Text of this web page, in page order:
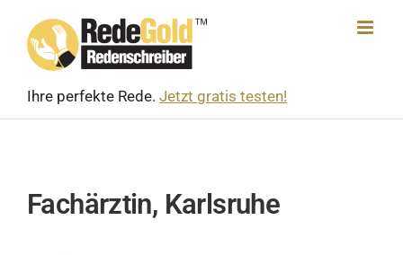
content
Ihre perfekte Rede. Jetzt gratis testen!
Fachärztin, Karlsruhe